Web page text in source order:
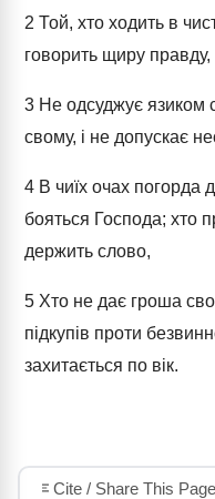
2 Той, хто ходить в
говорить щиру правду,
3 Не одсуджує язиком
свому, і не допускає
4 В чиїх очах погорда
бояться Господа; хто
держить слово,
5 Хто не дає гроша
підкупів проти
захитається по вік.
Cite / Share This Page